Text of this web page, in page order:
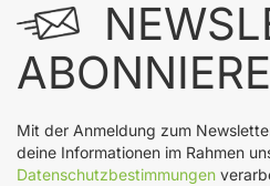
Mit der Anmeldung zum
deine Informationen im Rahmen
Datenschutzbestimmungen